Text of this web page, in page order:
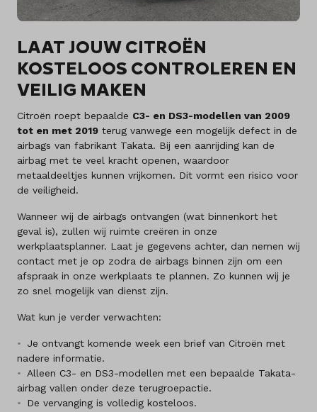
LAAT JOUW CITROËN
KOSTELOOS CONTROLEREN EN
VEILIG MAKEN
Citroën roept bepaalde C3- en DS3-modellen van 2009
tot en met 2019 terug vanwege een mogelijk defect in de
airbags van fabrikant Takata. Bij een aanrijding kan de
airbag met te veel kracht openen, waardoor
metaaldeeltjes kunnen vrijkomen. Dit vormt een risico voor
de veiligheid.
Wanneer wij de airbags ontvangen (wat binnenkort het
geval is), zullen wij ruimte creëren in onze
werkplaatsplanner. Laat je gegevens achter, dan nemen wij
contact met je op zodra de airbags binnen zijn om een
afspraak in onze werkplaats te plannen. Zo kunnen wij je
zo snel mogelijk van dienst zijn.
Wat kun je verder verwachten:
Je ontvangt komende week een brief van Citroën met
nadere informatie.
Alleen C3- en DS3-modellen met een bepaalde Takata-
airbag vallen onder deze terugroepactie.
De vervanging is volledig kosteloos.